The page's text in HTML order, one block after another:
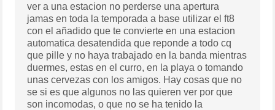
ver a una estacion no perderse una apertura
jamas en toda la temporada a base utilizar el ft8
con el añadido que te convierte en una estacion
automatica desatendida que reponde a todo cq
que pille y no haya trabajado en la banda mientras
duermes, estas en el curro, en la playa o tomando
unas cervezas con los amigos. Hay cosas que no
se si es que algunos no las quieren ver por que
son incomodas, o que no se ha tenido la